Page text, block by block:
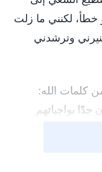
خطأ، لكنني ما زلت
وترشدني
كلمات الله:
بواجباتهم
الحق. وهذا لا يفيد.